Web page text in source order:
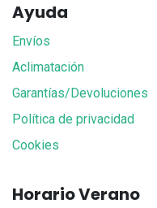
Ayuda
Envíos
Aclimatación
Garantías/Devoluciones
Política de privacidad
Cookies
Horario Verano